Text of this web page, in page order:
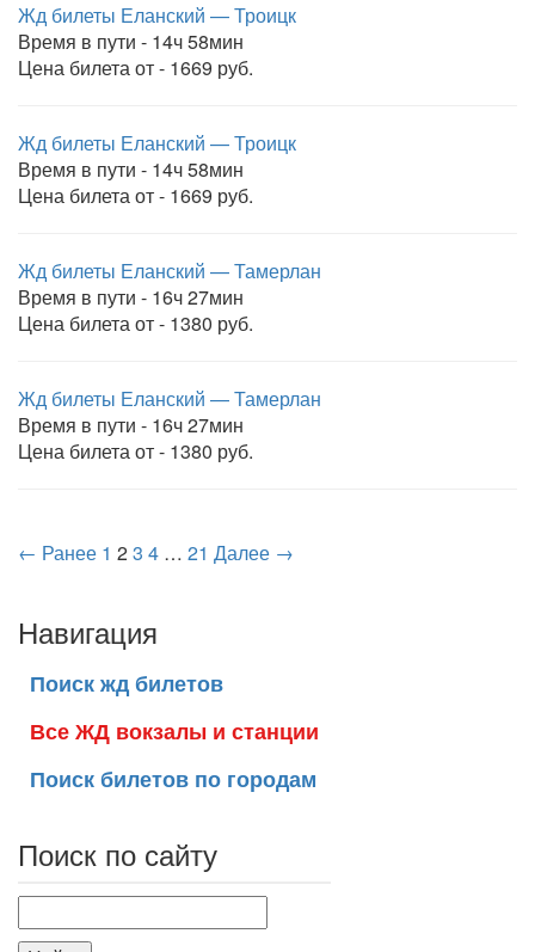
Жд билеты Еланский — Троицк
Время в пути - 14ч 58мин
Цена билета от - 1669 руб.
Жд билеты Еланский — Троицк
Время в пути - 14ч 58мин
Цена билета от - 1669 руб.
Жд билеты Еланский — Тамерлан
Время в пути - 16ч 27мин
Цена билета от - 1380 руб.
Жд билеты Еланский — Тамерлан
Время в пути - 16ч 27мин
Цена билета от - 1380 руб.
← Ранее 1 23 4 … 21 Далее →
Навигация
Поиск жд билетов
Все ЖД вокзалы и станции
Поиск билетов по городам
Поиск по сайту